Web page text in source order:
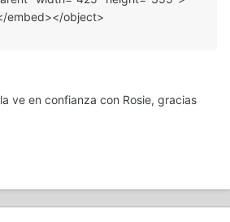
embed></object>
ve en confianza con Rosie, gracias